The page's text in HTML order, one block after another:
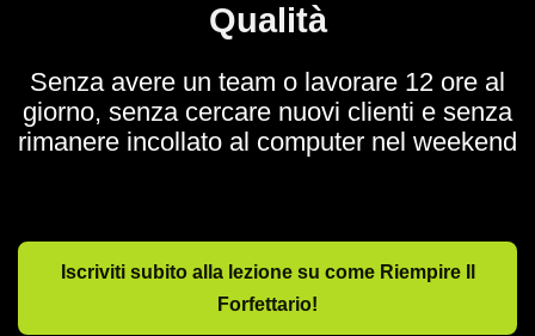
Qualità
Senza avere un team o lavorare 12 ore al
giorno, senza cercare nuovi clienti e senza
rimanere incollato al computer nel weekend
Iscriviti subito alla lezione su come Riempire Il
Forfettario!